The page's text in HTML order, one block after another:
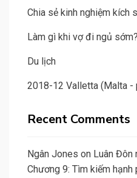
Chia sẻ kinh nghiệm kích
Làm gì khi vợ đi ngủ sớm?
Du lịch
2018-12 Valletta (Malta -
Recent Comments
Ngân Jones on Luân Đôn
Chương 9: Tìm kiếm hạnh